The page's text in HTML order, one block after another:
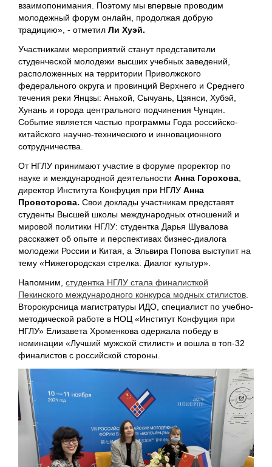
взаимопонимания. Поэтому мы впервые проводим
молодежный форум онлайн, продолжая добрую
традицию», - отметил Ли Хуэй.
Участниками мероприятий станут представители
студенческой молодежи высших учебных заведений,
расположенных на территории Приволжского
федерального округа и провинций Верхнего и Среднего
течения реки Янцзы: Аньхой, Сычуань, Цзянси, Хубэй,
Хунань и города центрального подчинения Чунцин.
Событие является частью программы Года российско-
китайского научно-технического и инновационного
сотрудничества.
От НГЛУ принимают участие в форуме проректор по
науке и международной деятельности Анна Горохова
директор Института Конфуция при НГЛУ Анна
Провоторова. Свои доклады участникам представят
студенты Высшей школы международных отношений и
мировой политики НГЛУ: студентка Дарья Шувалова
расскажет об опыте и перспективах бизнес-диалога
молодежи России и Китая, а Эльвира Попова выступит на
тему «Нижегородская стрелка. Диалог культур».
Напомним, студентка НГЛУ стала финалисткой
Пекинского международного конкурса модных стилистов
Второкурсница магистратуры ИДО, специалист по учебно-
методической работе в НОЦ «Институт Конфуция при
НГЛУ» Елизавета Хроменкова одержала победу в
номинации «Лучший мужской стилист» и вошла в топ-32
финалистов с российской стороны.